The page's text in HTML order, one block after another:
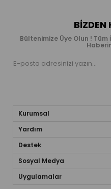
BIZDEN
Bültenimize Üye Olun !
Kurumsal
Yardım
Destek
Sosyal Medya
Uygulamalar